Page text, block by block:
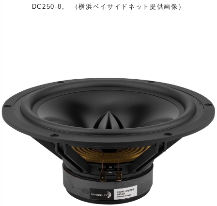
DC250-8。 （横浜ベイサイドネット提供画像）